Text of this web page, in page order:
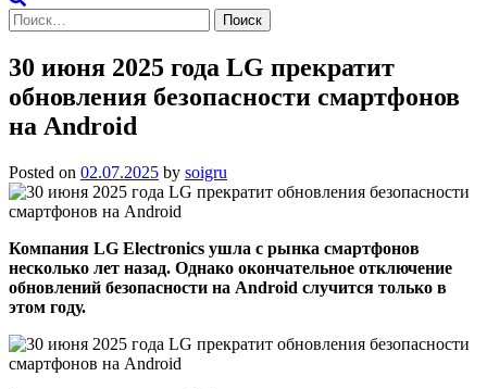
Найти:
30 июня 2025 года LG прекратит
обновления безопасности смартфонов
на Android
Posted on 02.07.2025 by soigru
Компания LG Electronics ушла с рынка смартфонов
несколько лет назад. Однако окончательное отключение
обновлений безопасности на Android случится только в
этом году.